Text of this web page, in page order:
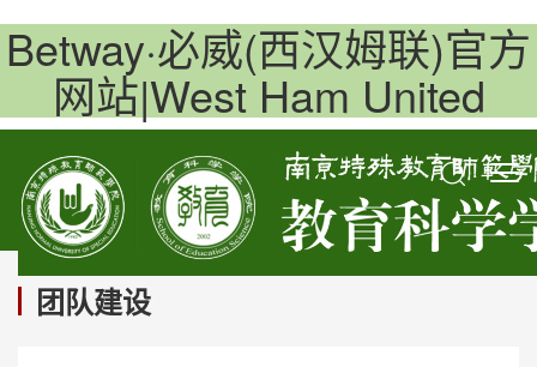
Betway·必威(西汉姆联)官方
网站|West Ham United
团队建设